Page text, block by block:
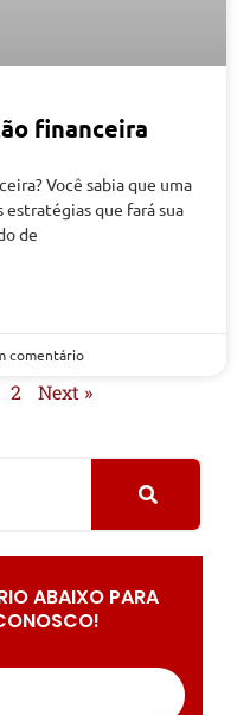
financeira
Você sabia que uma
estratégias que fará sua
de
comentário
2 Next »
ABAIXO PARA